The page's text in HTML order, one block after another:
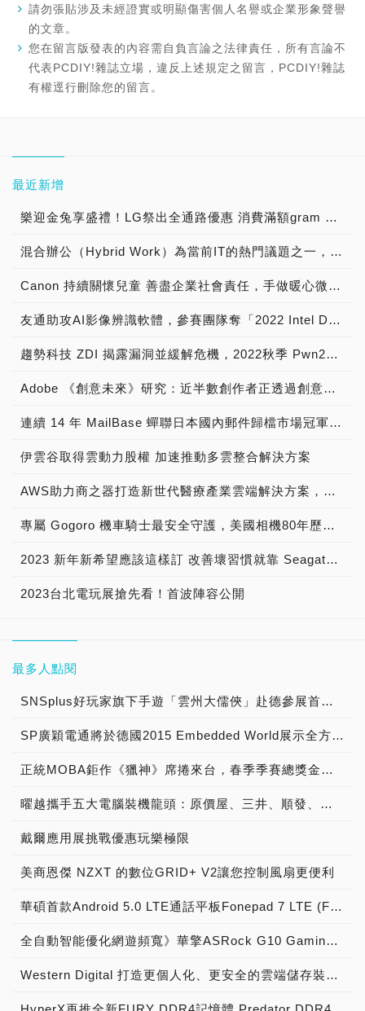
請勿張貼涉及未經證實或明顯傷害個人名譽或企業形象聲譽
的文章。
您在留言版發表的內容需自負言論之法律責任，所有言論不
代表PCDIY!雜誌立場，違反上述規定之留言，PCDIY!雜誌
有權逕行刪除您的留言。
最近新增
樂迎金兔享盛禮！LG祭出全通路優惠 消費滿額gram 筆電帶回家，揪友加入LINE官方帳號購物金直接送 官方線上商城再推獨家優惠 最高享91折
混合辦公（Hybrid Work）為當前IT的熱門議題之一，台灣二版獨家新代理【SupRemo遠端桌面控制軟體】為使用者及企業實現IT支援的數位轉型
Canon 持續關懷兒童 善盡企業社會責任，手做暖心微笑杯子蛋糕 陪伴育幼院童渡過聖誕佳節
友通助攻AI影像辨識軟體，參賽團隊奪「2022 Intel DevCup」季軍
趨勢科技 ZDI 揭露漏洞並緩解危機，2022秋季 Pwn2Own 駭客大賽突顯家用裝置推升企業資安風險的現況
Adobe 《創意未來》研究：近半數創作者正透過創意內容賺取營收
連續 14 年 MailBase 蟬聯日本國內郵件歸檔市場冠軍寶座
伊雲谷取得雲動力股權 加速推動多雲整合解決方案
AWS助力商之器打造新世代醫療產業雲端解決方案，從AI助力打造心電圖AI模型，到Local Zone成就安全合規的醫療用戶體驗
專屬 Gogoro 機車騎士最安全守護，美國相機80年歷史品牌 寶麗萊MS280WG「蜂鷹」雙鏡機車行車記錄器，專為 Gogoro 車系所開發 業界No.1行車畫面清晰又艷麗
2023 新年新希望應該這樣訂 改善壞習慣就靠 Seagate！
2023台北電玩展搶先看！首波陣容公開
最多人點閱
SNSplus好玩家旗下手遊「雲州大儒俠」赴德參展首度亮相
SP廣穎電通將於德國2015 Embedded World展示全方位工控系列產品
正統MOBA鉅作《獵神》席捲來台，春季季賽總獎金冠軍獨拿新台幣1000萬!!!
曜越攜手五大電腦裝機龍頭：原價屋、三井、順發、燦坤及Yahoo! 共同發表『SPM雲端智慧電源管理平台』 曜越最新五款聯名綠能電競機全貌釋出
戴爾應用展挑戰優惠玩樂極限
美商恩傑 NZXT 的數位GRID+ V2讓您控制風扇更便利
華碩首款Android 5.0 LTE通話平板Fonepad 7 LTE (FE375CL)疾速上市
全自動智能優化網遊頻寬》華擎ASRock G10 Gaming Router電競無線路由器，正式上市！
Western Digital 打造更個人化、更安全的雲端儲存裝置 全新My Cloud OS 3操作系統讓相片分享、資料備份及同步功能由消費者全盤掌控